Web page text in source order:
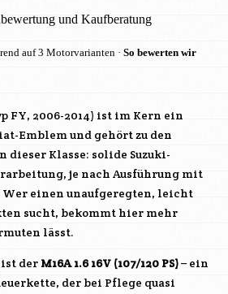
und Kaufberatung
auf 3 Motorvarianten · So bewerten wir
FY, 2006-2014) ist im Kern ein
Emblem und gehört zu den
dieser Klasse: solide Suzuki-
je nach Ausführung mit
einen unaufgeregten, leicht
sucht, bekommt hier mehr
lässt.
der M16A1.6 16V (107/120 PS)– ein
der bei Pflege quasi